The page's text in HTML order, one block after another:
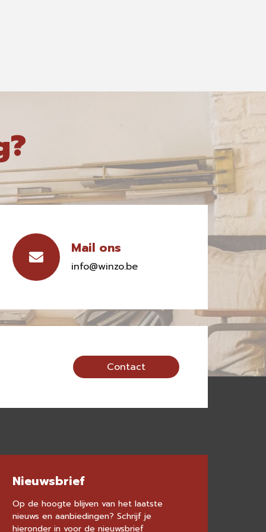
Mail ons
info@winzo.be
Contact
Nieuwsbrief
Op de hoogte blijven van het laatste
nieuws en aanbiedingen? Schrijf je
hieronder in voor de nieuwsbrief